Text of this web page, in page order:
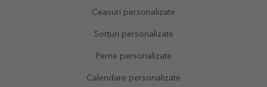
Ceasuri personalizate
Sorțuri personalizate
Perne personalizate
Calendare personalizate